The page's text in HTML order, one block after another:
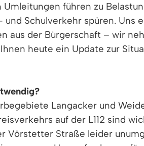
führen zu
Schulverkehr spüren. Uns
aus der Bürgerschaft – wir
heute ein Update zur
Langacker und
auf der L112 sind
Vörstetter Straße leider